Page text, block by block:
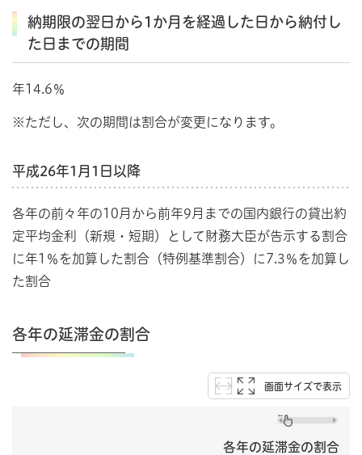
納期限の翌日から1か月を経過した日から納付し
た日までの期間
年14.6％
※ただし、次の期間は割合が変更になります。
平成26年1月1日以降
各年の前々年の10月から前年9月までの国内銀行の貸出約
定平均金利（新規・短期）として財務大臣が告示する割合
に年1％を加算した割合（特例基準割合）に7.3％を加算し
た割合
各年の延滞金の割合
画面サイズで表示
各年の延滞金の割合